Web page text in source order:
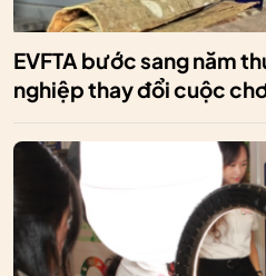
EVFTA bước sang năm
nghiệp thay đổi cuộc